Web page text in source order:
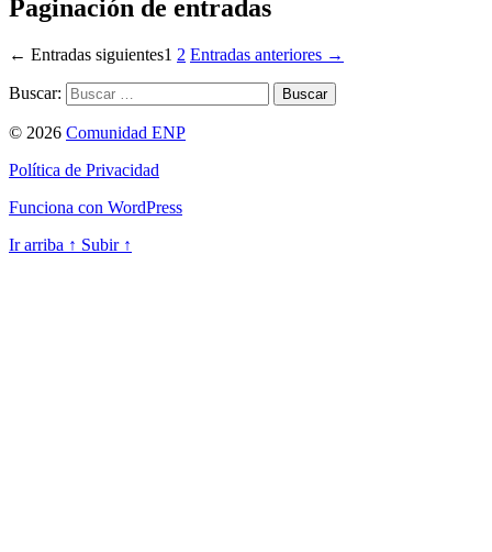
Paginación de entradas
← Entradas siguientes1 2 Entradas anteriores →
Buscar:
© 2026 Comunidad ENP
Política de Privacidad
Funciona con WordPress
Ir arriba ↑ Subir ↑